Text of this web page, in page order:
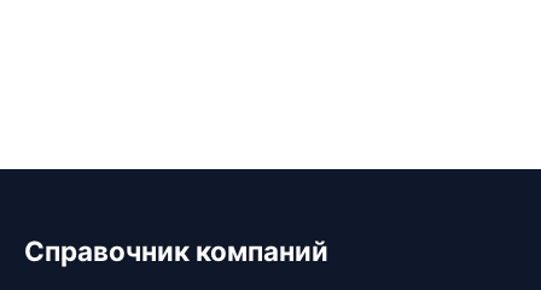
Справочник компаний